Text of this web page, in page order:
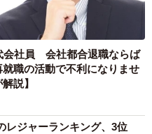
会社員 会社都合退職ならば
職の活動で不利になりませ
説】
レジャーランキング、3位